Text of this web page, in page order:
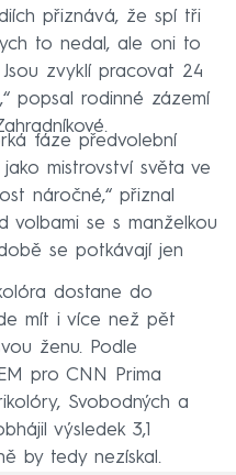
přiznává, že spí tři
to nedal, ale oni to
zvyklí pracovat 24
popsal rodinné zázemí
fáze předvolební
mistrovství světa ve
náročné,“ přiznal
volbami se s manželkou
se potkávají jen
dostane do
mít i více než pět
ženu. Podle
pro CNN Prima
Svobodných a
výsledek 3,1
by tedy nezískal.